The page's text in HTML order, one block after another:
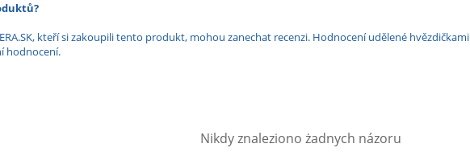
kteří si zakoupili tento produkt, mohou zanechat recenzi. Hodnocení udělené
hodnocení.
Nikdy znaleziono żadnych názoru